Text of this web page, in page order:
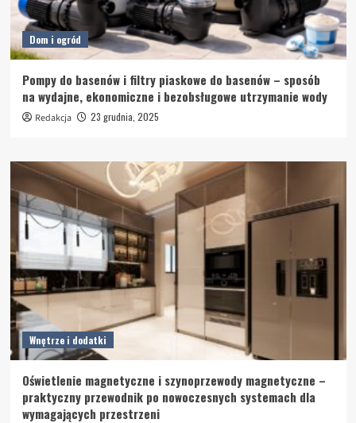
Dom i ogród
Pompy do basenów i filtry piaskowe do basenów – sposób
na wydajne, ekonomiczne i bezobsługowe utrzymanie wody
Redakcja 23 grudnia, 2025
Wnętrze i dodatki
Oświetlenie magnetyczne i szynoprzewody magnetyczne –
praktyczny przewodnik po nowoczesnych systemach dla
wymagających przestrzeni